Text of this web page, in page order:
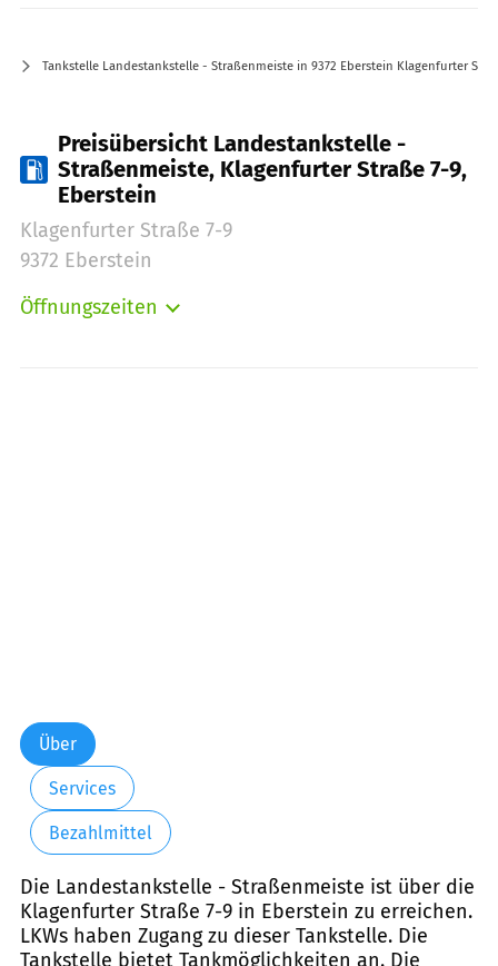
Tankstelle Landestankstelle - Straßenmeiste in 9372 Eberstein Klagenfurter
Preisübersicht Landestankstelle -
Straßenmeiste, Klagenfurter Straße 7-9,
Eberstein
Klagenfurter Straße 7-9
9372 Eberstein
Öffnungszeiten
Über
Services
Bezahlmittel
Die Landestankstelle - Straßenmeiste ist über die
Klagenfurter Straße 7-9 in Eberstein zu erreichen.
LKWs haben Zugang zu dieser Tankstelle. Die
Tankstelle bietet Tankmöglichkeiten an. Die